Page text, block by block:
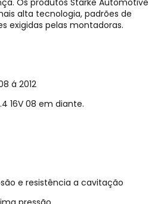
Os produtos Starke Automotive
alta tecnologia, padrões de
exigidas pelas montadoras.
á 2012
16V 08 em diante.
e resistência a cavitação